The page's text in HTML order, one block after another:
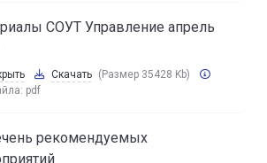
СОУТ Управление апрель
Скачать (Размер 35428 Kb)
pdf
рекомендуемых